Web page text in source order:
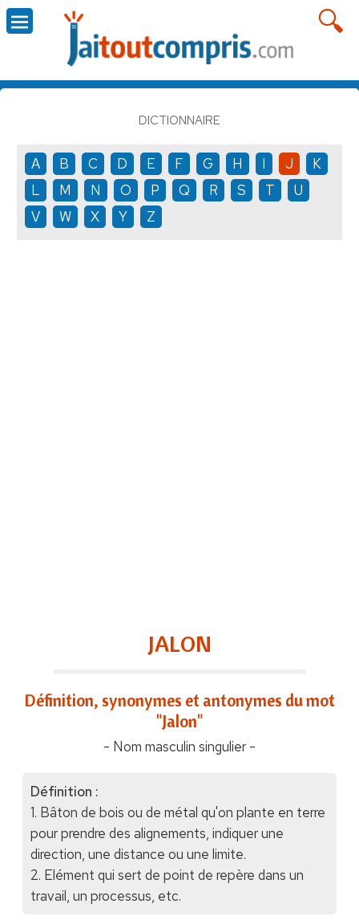
DICTIONNAIRE
A B C D E F G H I J
K
L
M N O P Q R S T
U
V
W X Y Z
JALON
Définition, synonymes et antonymes du mot
"Jalon"
- Nom masculin singulier -
Définition :
1. Bâton de bois ou de métal qu'on plante en terre
pour prendre des alignements, indiquer une
direction, une distance ou une limite.
2. Elément qui sert de point de repère dans un
travail, un processus, etc.